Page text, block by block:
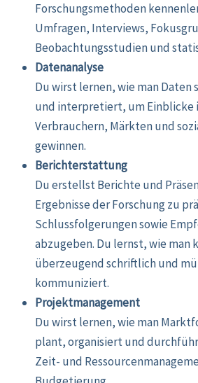
Forschungsmethoden
Umfragen, Interviews,
Beobachtungsstudien und
Datenanalyse
Du wirst lernen, wie man
und interpretiert, um Einblicke
Verbrauchern, Märkten und
gewinnen.
Berichterstattung
Du erstellst Berichte und
Ergebnisse der Forschung zu
Schlussfolgerungen sowie
abzugeben. Du lernst, wie man
überzeugend schriftlich und
kommuniziert.
Projektmanagement
Du wirst lernen, wie man
plant, organisiert und
Zeit- und